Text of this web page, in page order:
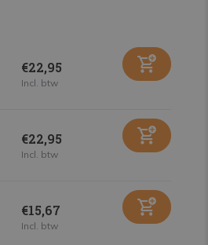
€22,95
Incl. btw
€22,95
Incl. btw
€15,67
Incl. btw